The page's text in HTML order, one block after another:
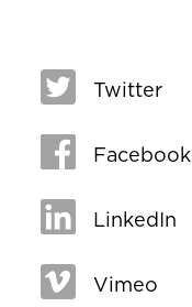
Twitter
Facebook
LinkedIn
Vimeo